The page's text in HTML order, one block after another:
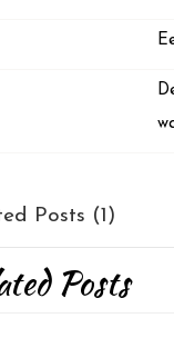
Posts (1)
Posts